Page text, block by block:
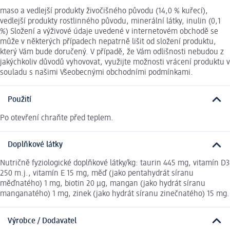
maso a vedlejší produkty živočišného původu (14,0 % kuřecí),
vedlejší produkty rostlinného původu, minerální látky, inulin (0,1
%) Složení a výživové údaje uvedené v internetovém obchodě se
může v některých případech nepatrně lišit od složení produktu,
který Vám bude doručený. V případě, že Vám odlišnosti nebudou z
jakýchkoliv důvodů vyhovovat, využijte možnosti vrácení produktu v
souladu s našimi Všeobecnými obchodními podmínkami.
Použití
Po otevření chraňte před teplem.
Doplňkové látky
Nutričně fyziologické doplňkové látky/kg: taurin 445 mg, vitamín D3
250 m.j., vitamín E 15 mg, měď (jako pentahydrát síranu
měďnatého) 1 mg, biotin 20 µg, mangan (jako hydrát síranu
manganatého) 1 mg, zinek (jako hydrát síranu zinečnatého) 15 mg.
Výrobce / Dodavatel